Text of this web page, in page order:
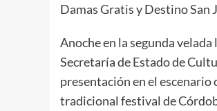
Damas Gratis y Destino San
Anoche en la segunda
Secretaría de Estado de
presentación en el
tradicional festival de